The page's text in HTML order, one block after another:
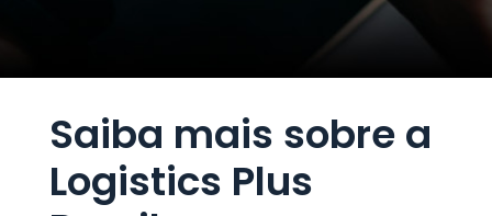
Saiba mais sobre a
Logistics Plus